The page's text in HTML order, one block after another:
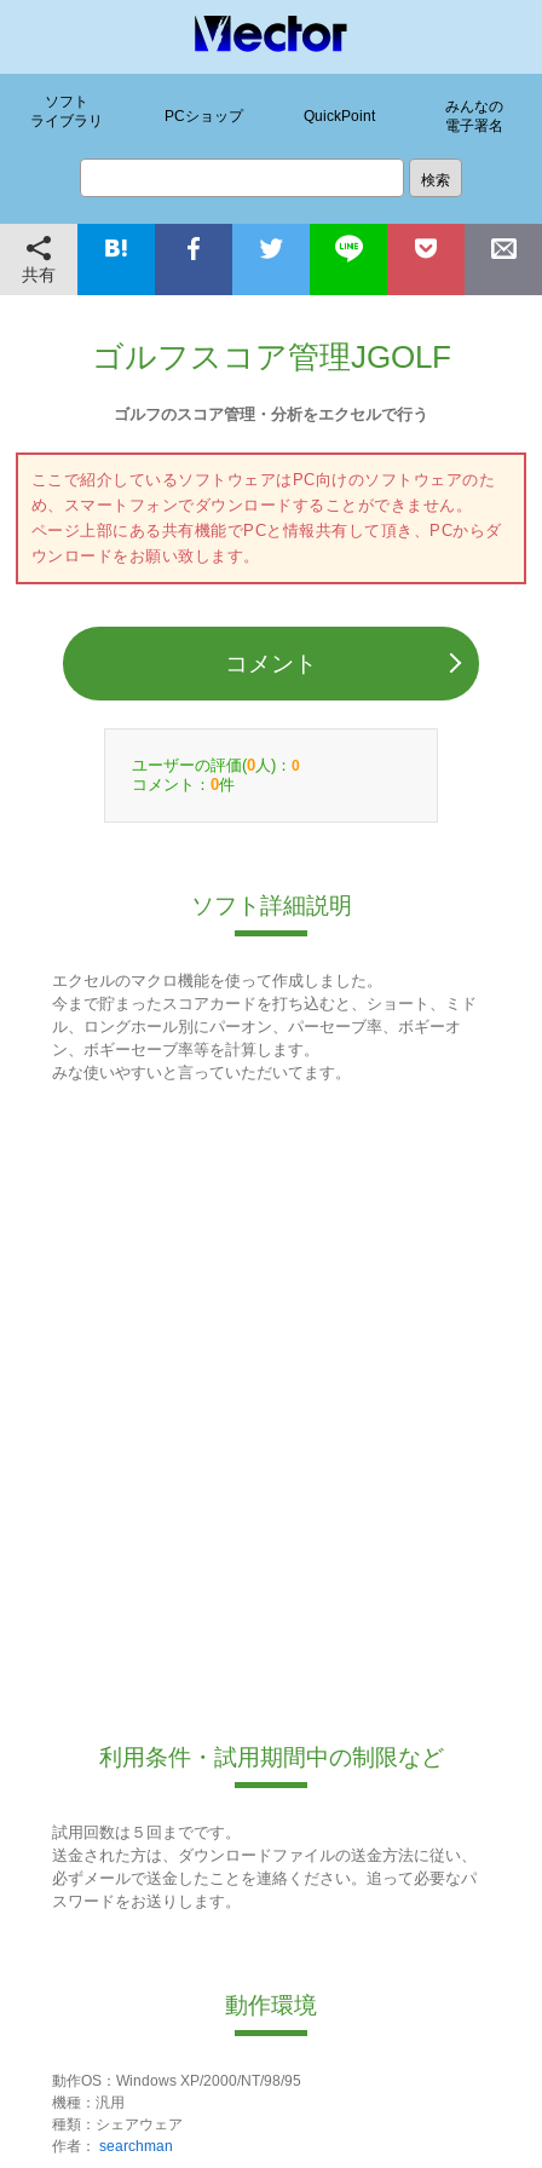
ソフト
ライブラリ
PCショップ QuickPoint
みんなの
電子署名
共有
ゴルフスコア管理JGOLF
ゴルフのスコア管理・分析をエクセルで行う
ここで紹介しているソフトウェアはPC向けのソフトウェアのた
め、スマートフォンでダウンロードすることができません。
ページ上部にある共有機能でPCと情報共有して頂き、PCからダ
ウンロードをお願い致します。
コメント
ユーザーの評価(0 人)： 0
コメント： 0件
ソフト詳細説明
エクセルのマクロ機能を使って作成しました。
今まで貯まったスコアカードを打ち込むと、ショート、ミド
ル、ロングホール別にパーオン、パーセーブ率、ボギーオ
ン、ボギーセーブ率等を計算します。
みな使いやすいと言っていただいてます。
利用条件・試用期間中の制限など
試用回数は５回までです。
送金された方は、ダウンロードファイルの送金方法に従い、
必ずメールで送金したことを連絡ください。追って必要なパ
スワードをお送りします。
動作環境
動作OS：Windows XP/2000/NT/98/95
機種：汎用
種類：シェアウェア
作者： searchman